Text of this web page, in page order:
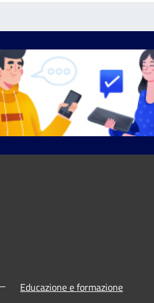
Educazione e formazione